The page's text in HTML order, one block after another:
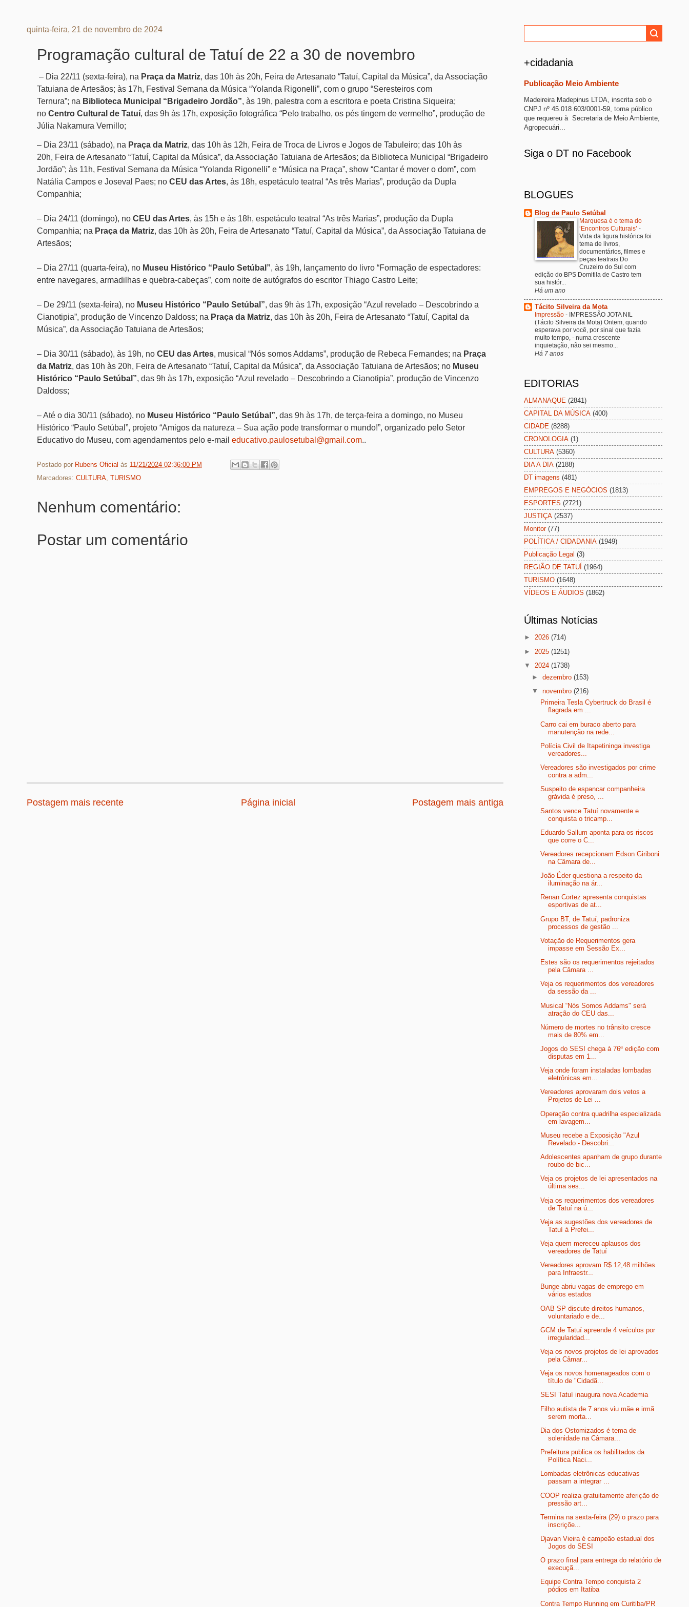
quinta-feira, 21 de novembro de 2024
Programação cultural de Tatuí de 22 a 30 de novembro
– Dia 22/11 (sexta-feira), na Praça da Matriz, das 10h às 20h, Feira de Artesanato “Tatuí, Capital da Música”, da Associação
Tatuiana de Artesãos; às 17h, Festival Semana da Música “Yolanda Rigonelli”, com o grupo “Seresteiros com
Ternura”; na Biblioteca Municipal “Brigadeiro Jordão”, às 19h, palestra com a escritora e poeta Cristina Siqueira;
no Centro Cultural de Tatuí, das 9h às 17h, exposição fotográfica “Pelo trabalho, os pés tingem de vermelho”, produção de
Júlia Nakamura Vernillo;
– Dia 23/11 (sábado), na Praça da Matriz, das 10h às 12h, Feira de Troca de Livros e Jogos de Tabuleiro; das 10h às
20h, Feira de Artesanato “Tatuí, Capital da Música”, da Associação Tatuiana de Artesãos; da Biblioteca Municipal “Brigadeiro
Jordão”; às 11h, Festival Semana da Música “Yolanda Rigonelli” e “Música na Praça”, show “Cantar é mover o dom”, com
Natália Campos e Joseval Paes; no CEU das Artes, às 18h, espetáculo teatral “As três Marias”, produção da Dupla
Companhia;
– Dia 24/11 (domingo), no CEU das Artes, às 15h e às 18h, espetáculo teatral “As três Marias”, produção da Dupla
Companhia; na Praça da Matriz, das 10h às 20h, Feira de Artesanato “Tatuí, Capital da Música”, da Associação Tatuiana de
Artesãos;
– Dia 27/11 (quarta-feira), no Museu Histórico “Paulo Setúbal”, às 19h, lançamento do livro “Formação de espectadores:
entre navegares, armadilhas e quebra-cabeças”, com noite de autógrafos do escritor Thiago Castro Leite;
– De 29/11 (sexta-feira), no Museu Histórico “Paulo Setúbal”, das 9h às 17h, exposição “Azul revelado – Descobrindo a
Cianotipia”, produção de Vincenzo Daldoss; na Praça da Matriz, das 10h às 20h, Feira de Artesanato “Tatuí, Capital da
Música”, da Associação Tatuiana de Artesãos;
– Dia 30/11 (sábado), às 19h, no CEU das Artes, musical “Nós somos Addams”, produção de Rebeca Fernandes; na Praça
da Matriz, das 10h às 20h, Feira de Artesanato “Tatuí, Capital da Música”, da Associação Tatuiana de Artesãos; no Museu
Histórico “Paulo Setúbal”, das 9h às 17h, exposição “Azul revelado – Descobrindo a Cianotipia”, produção de Vincenzo
Daldoss;
– Até o dia 30/11 (sábado), no Museu Histórico “Paulo Setúbal”, das 9h às 17h, de terça-feira a domingo, no Museu
Histórico “Paulo Setúbal”, projeto “Amigos da natureza – Sua ação pode transformar o mundo!”, organizado pelo Setor
Educativo do Museu, com agendamentos pelo e-mail educativo.paulosetubal@gmail.com..
Postado por Rubens Oficial às 11/21/2024 02:36:00 PM
Marcadores: CULTURA, TURISMO
Nenhum comentário:
Postar um comentário
Postagem mais recente Postagem mais antiga
Página inicial
+cidadania
Publicação Meio Ambiente
Madeireira Madepinus LTDA, inscrita sob o
CNPJ nº 45.018.603/0001-59, torna público
que requereu à Secretaria de Meio Ambiente,
Agropecuári...
Siga o DT no Facebook
BLOGUES
Blog de Paulo Setúbal
Marquesa é o tema do
‘Encontros Culturais’ -
Vida da figura histórica foi
tema de livros,
documentários, filmes e
peças teatrais Do
Cruzeiro do Sul com
edição do BPS Domitila de Castro tem
sua histór...
Há um ano
Tácito Silveira da Mota
Impressão - IMPRESSÃO JOTA NIL
(Tácito Silveira da Mota) Ontem, quando
esperava por você, por sinal que fazia
muito tempo, - numa crescente
inquietação, não sei mesmo...
Há 7 anos
EDITORIAS
ALMANAQUE (2841)
CAPITAL DA MÚSICA (400)
CIDADE (8288)
CRONOLOGIA (1)
CULTURA (5360)
DIA A DIA (2188)
DT imagens (481)
EMPREGOS E NEGÓCIOS (1813)
ESPORTES (2721)
JUSTIÇA (2537)
Monitor (77)
POLÍTICA / CIDADANIA (1949)
Publicação Legal (3)
REGIÃO DE TATUÍ (1964)
TURISMO (1648)
VÍDEOS E ÁUDIOS (1862)
Últimas Notícias
► 2026 (714)
► 2025 (1251)
▼ 2024 (1738)
►dezembro(153)
▼novembro(216)
Primeira Tesla Cybertruck do Brasil é
flagrada em ...
Carro cai em buraco aberto para
manutenção na rede...
Polícia Civil de Itapetininga investiga
vereadores...
Vereadores são investigados por crime
contra a adm...
Suspeito de espancar companheira
grávida é preso, ...
Santos vence Tatuí novamente e
conquista o tricamp...
Eduardo Sallum aponta para os riscos
que corre o C...
Vereadores recepcionam Edson Giriboni
na Câmara de...
João Éder questiona a respeito da
iluminação na ár...
Renan Cortez apresenta conquistas
esportivas de at...
Grupo BT, de Tatuí, padroniza
processos de gestão ...
Votação de Requerimentos gera
impasse em Sessão Ex...
Estes são os requerimentos rejeitados
pela Câmara ...
Veja os requerimentos dos vereadores
da sessão da ...
Musical “Nós Somos Addams" será
atração do CEU das...
Número de mortes no trânsito cresce
mais de 80% em...
Jogos do SESI chega à 76ª edição com
disputas em 1...
Veja onde foram instaladas lombadas
eletrônicas em...
Vereadores aprovaram dois vetos a
Projetos de Lei ...
Operação contra quadrilha especializada
em lavagem...
Museu recebe a Exposição "Azul
Revelado - Descobri...
Adolescentes apanham de grupo durante
roubo de bic...
Veja os projetos de lei apresentados na
última ses...
Veja os requerimentos dos vereadores
de Tatuí na ú...
Veja as sugestões dos vereadores de
Tatuí à Prefei...
Veja quem mereceu aplausos dos
vereadores de Tatuí
Vereadores aprovam R$ 12,48 milhões
para Infraestr...
Bunge abriu vagas de emprego em
vários estados
OAB SP discute direitos humanos,
voluntariado e de...
GCM de Tatuí apreende 4 veículos por
irregularidad...
Veja os novos projetos de lei aprovados
pela Câmar...
Veja os novos homenageados com o
título de "Cidadã...
SESI Tatuí inaugura nova Academia
Filho autista de 7 anos viu mãe e irmã
serem morta...
Dia dos Ostomizados é tema de
solenidade na Câmara...
Prefeitura publica os habilitados da
Política Naci...
Lombadas eletrônicas educativas
passam a integrar ...
COOP realiza gratuitamente aferição de
pressão art...
Termina na sexta-feira (29) o prazo para
inscriçõe...
Djavan Vieira é campeão estadual dos
Jogos do SESI
O prazo final para entrega do relatório de
execuçã...
Equipe Contra Tempo conquista 2
pódios em Itatiba
Contra Tempo Running em Curitiba/PR